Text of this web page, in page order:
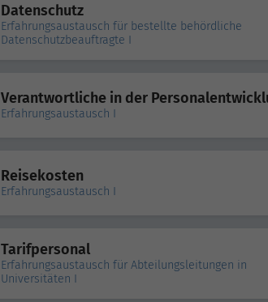
Datenschutz
Erfahrungsaustausch für bestellte behördliche
Datenschutzbeauftragte I
Verantwortliche in der
Erfahrungsaustausch I
Reisekosten
Erfahrungsaustausch I
Tarifpersonal
Erfahrungsaustausch für Abteilungsleitungen in
Universitäten I